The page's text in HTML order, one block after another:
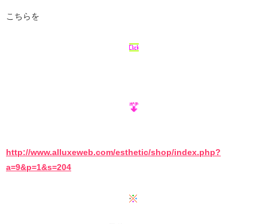
こちらを
http://www.alluxeweb.com/esthetic/shop/index.php?
a=9&p=1&s=204